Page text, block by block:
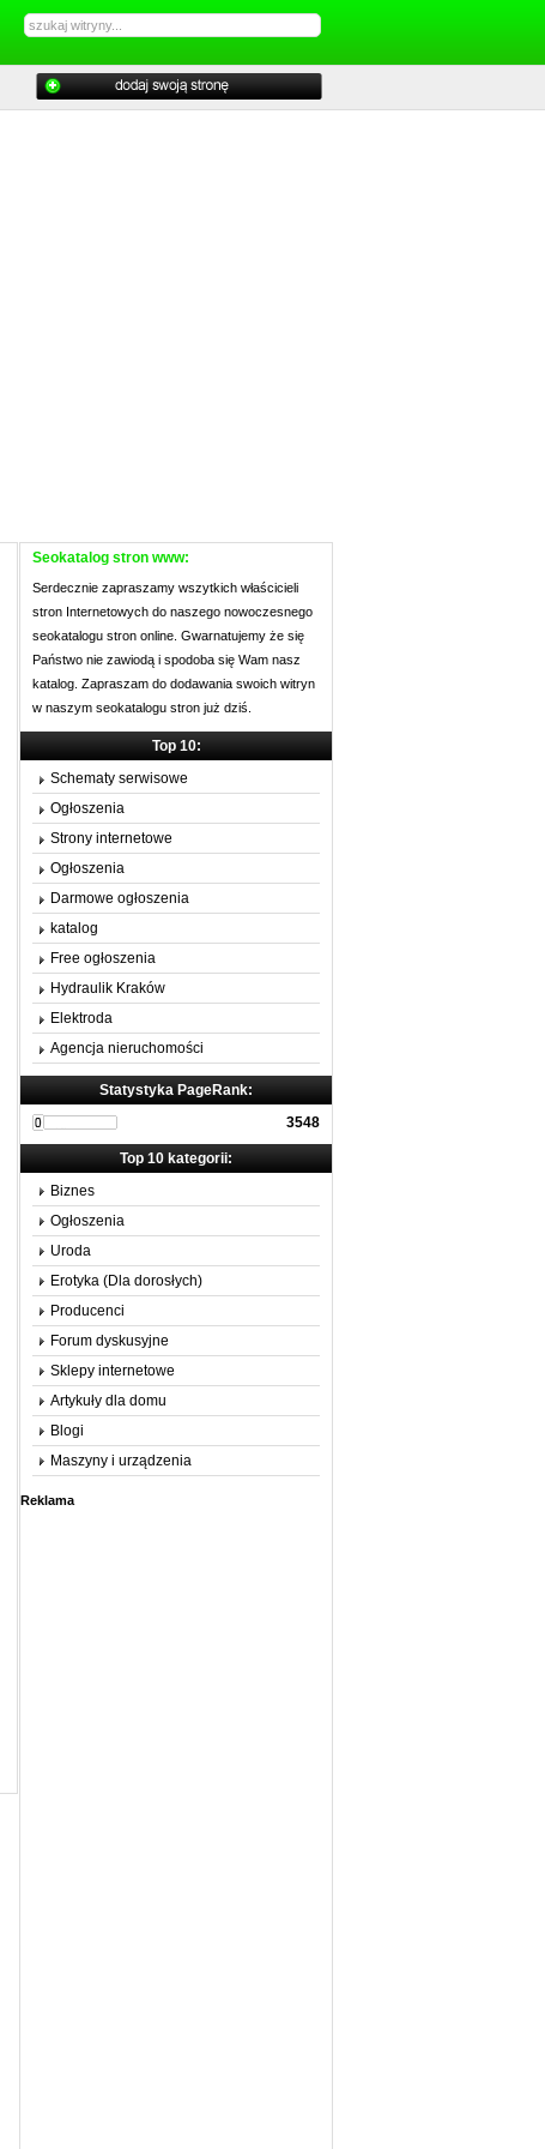
Seokatalog stron www:
Serdecznie zapraszamy wszytkich właścicieli
stron Internetowych do naszego nowoczesnego
seokatalogu stron online. Gwarnatujemy że się
Państwo nie zawiodą i spodoba się Wam nasz
katalog. Zapraszam do dodawania swoich witryn
w naszym seokatalogu stron już dziś.
Top 10:
Schematy serwisowe
Ogłoszenia
Strony internetowe
Ogłoszenia
Darmowe ogłoszenia
katalog
Free ogłoszenia
Hydraulik Kraków
Elektroda
Agencja nieruchomości
Statystyka PageRank:
3548
Top 10 kategorii:
Biznes
Ogłoszenia
Uroda
Erotyka (Dla dorosłych)
Producenci
Forum dyskusyjne
Sklepy internetowe
Artykuły dla domu
Blogi
Maszyny i urządzenia
Reklama